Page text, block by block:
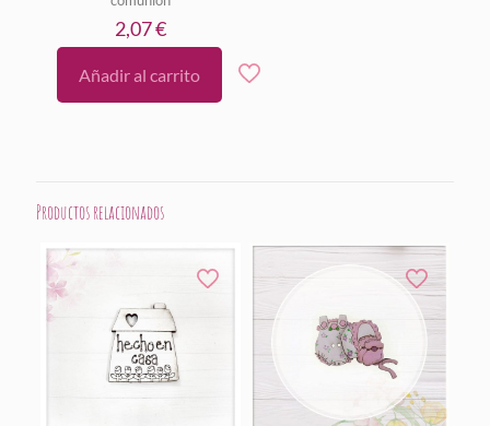
2,07€
Añadir al carrito
Productos relacionados